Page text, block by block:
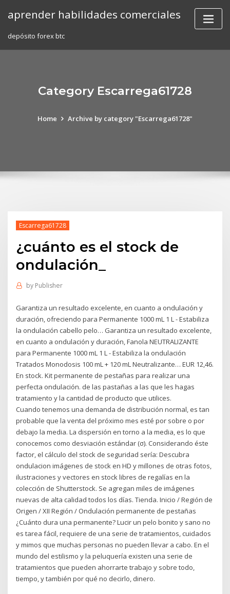
aprender habilidades comerciales
depósito forex btc
Category Escarrega61728
Home Archive by category "Escarrega61728"
Escarrega61728
¿cuánto es el stock de
ondulación_
by Publisher
Garantiza un resultado excelente, en cuanto a ondulación y
duración, ofreciendo para Permanente 1000 mL 1 L - Estabiliza
la ondulación cabello pelo… Garantiza un resultado excelente,
en cuanto a ondulación y duración, Fanola NEUTRALIZANTE
para Permanente 1000 mL 1 L - Estabiliza la ondulación
Tratados Monodosis 100 mL + 120 mL Neutralizante… EUR 12,46.
En stock. Kit permanente de pestañas para realizar una
perfecta ondulación. de las pastañas a las que les hagas
tratamiento y la cantidad de producto que utilices.
Cuando tenemos una demanda de distribución normal, es tan
probable que la venta del próximo mes esté por sobre o por
debajo la media. La dispersión en torno a la media, es lo que
conocemos como desviación estándar (σ). Considerando éste
factor, el cálculo del stock de seguridad sería: Descubra
ondulacion imágenes de stock en HD y millones de otras fotos,
ilustraciones y vectores en stock libres de regalías en la
colección de Shutterstock. Se agregan miles de imágenes
nuevas de alta calidad todos los días. Tienda. Inicio / Región de
Origen / XII Región / Ondulación permanente de pestañas
¿Cuánto dura una permanente? Lucir un pelo bonito y sano no
es tarea fácil, requiere de una serie de tratamientos, cuidados
y mimos que muchas personas no pueden llevar a cabo. En el
mundo del estilismo y la peluquería existen una serie de
tratamientos que pueden ahorrarte trabajo y sobre todo,
tiempo, y también por qué no decirlo, dinero.